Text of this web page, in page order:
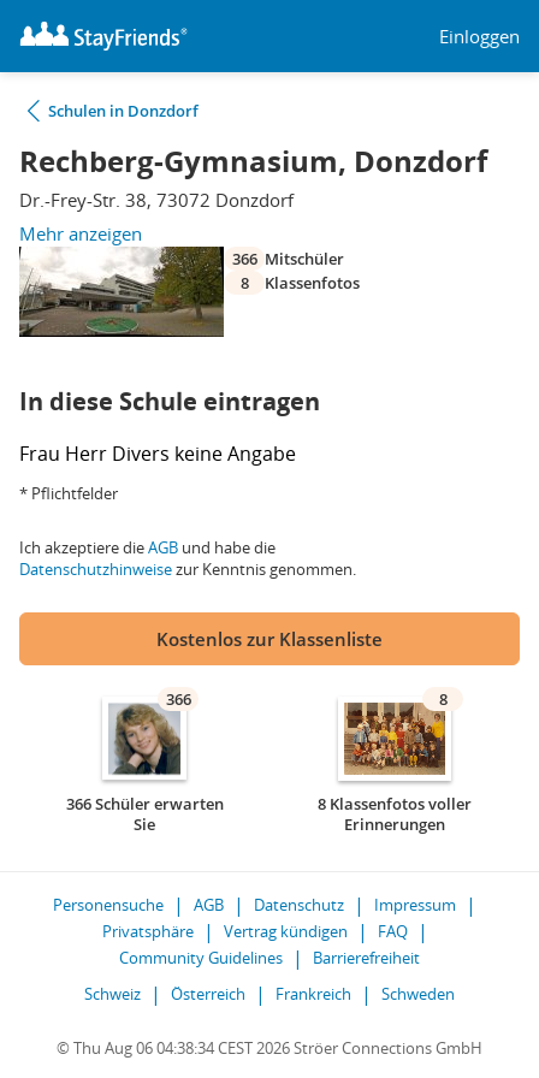
Einloggen
Schulen in Donzdorf
Rechberg-Gymnasium, Donzdorf
Dr.-Frey-Str. 38, 73072 Donzdorf
Mehr anzeigen
366 Mitschüler
8
Klassenfotos
In diese Schule eintragen
Frau Herr Divers keine Angabe
* Pflichtfelder
Ich akzeptiere dieAGB und habe die
Datenschutzhinweisezur Kenntnis genommen.
Kostenlos zur Klassenliste
366
366 Schüler erwarten
Sie
8
8 Klassenfotos voller
Erinnerungen
Personensuche AGB Datenschutz
Impressum
Privatsphäre
Vertrag kündigen
FAQ
Community Guidelines
Barrierefreiheit
Schweiz
Österreich Frankreich Schweden
© Thu Aug 06 04:38:34 CEST 2026 Ströer Connections GmbH